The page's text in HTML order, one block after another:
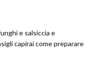
e salsiccia e
capirai come preparare